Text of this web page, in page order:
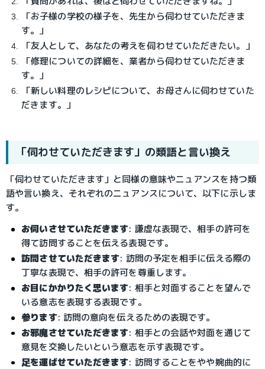
「お子様の学校の様子を、先生から伺わせていただきま
す。」
「友人として、あなたの考えを伺わせていただきたい。」
「修理についての詳細を、業者から伺わせていただきま
す。」
「新しい料理のレシピについて、お母さんに伺わせていた
だきます。」
「伺わせていただきます」の類語と言い換え
「伺わせていただきます」と同様の意味やニュアンスを持つ類
語や言い換え、それぞれのニュアンスについて、以下に示しま
す。
お伺いさせていただきます: 謙虚な表現で、相手の許可を
得て訪問することを伝える表現です。
訪問させていただきます: 訪問の予定を相手に伝える際の
丁寧な表現で、相手の許可を尊重します。
お目にかかりたく思います: 相手と対面することを望んで
いる意志を表現する表現です。
参ります: 訪問の意向を伝えるための表現です。
お邪魔させていただきます: 相手との会話や対面を通じて
意見を交換したいという意志を示す表現です。
足を運ばせていただきます: 訪問することをやや婉曲的に